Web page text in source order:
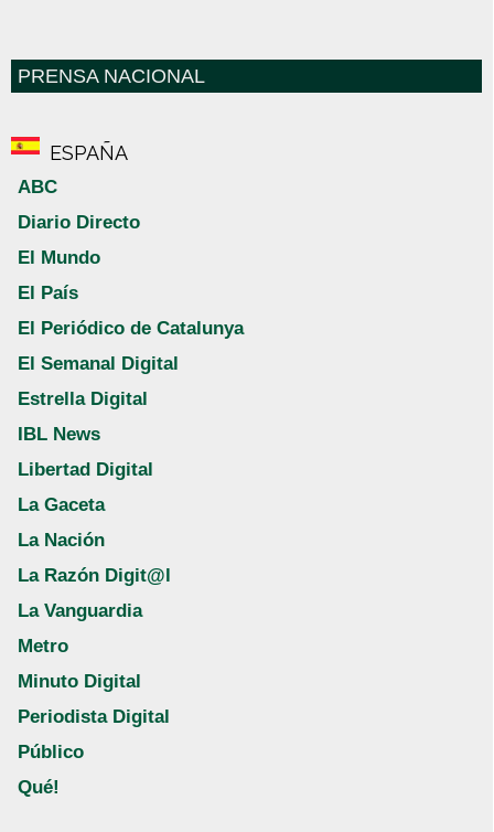
PRENSA NACIONAL
ESPAÑA
ABC
Diario Directo
El Mundo
El País
El Periódico de Catalunya
El Semanal Digital
Estrella Digital
IBL News
Libertad Digital
La Gaceta
La Nación
La Razón Digit@l
La Vanguardia
Metro
Minuto Digital
Periodista Digital
Público
Qué!